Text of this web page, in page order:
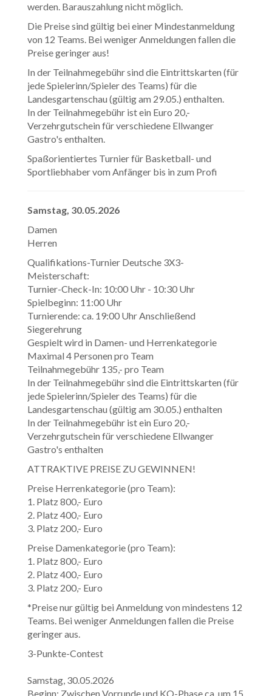
werden. Barauszahlung nicht möglich.
Die Preise sind gültig bei einer Mindestanmeldung
von 12 Teams. Bei weniger Anmeldungen fallen die
Preise geringer aus!
In der Teilnahmegebühr sind die Eintrittskarten (für
jede Spielerinn/Spieler des Teams) für die
Landesgartenschau (gültig am 29.05.) enthalten.
In der Teilnahmegebühr ist ein Euro 20,-
Verzehrgutschein für verschiedene Ellwanger
Gastro's enthalten.
Spaßorientiertes Turnier für Basketball- und
Sportliebhaber vom Anfänger bis in zum Profi
Samstag, 30.05.2026
Damen
Herren
Qualifikations-Turnier Deutsche 3X3-
Meisterschaft:
Turnier-Check-In: 10:00 Uhr - 10:30 Uhr
Spielbeginn: 11:00 Uhr
Turnierende: ca. 19:00 Uhr Anschließend
Siegerehrung
Gespielt wird in Damen- und Herrenkategorie
Maximal 4 Personen pro Team
Teilnahmegebühr 135,- pro Team
In der Teilnahmegebühr sind die Eintrittskarten (für
jede Spielerinn/Spieler des Teams) für die
Landesgartenschau (gültig am 30.05.) enthalten
In der Teilnahmegebühr ist ein Euro 20,-
Verzehrgutschein für verschiedene Ellwanger
Gastro's enthalten
ATTRAKTIVE PREISE ZU GEWINNEN!
Preise Herrenkategorie (pro Team):
1. Platz 800,- Euro
2. Platz 400,- Euro
3. Platz 200,- Euro
Preise Damenkategorie (pro Team):
1. Platz 800,- Euro
2. Platz 400,- Euro
3. Platz 200,- Euro
*Preise nur gültig bei Anmeldung von mindestens 12
Teams. Bei weniger Anmeldungen fallen die Preise
geringer aus.
3-Punkte-Contest
Samstag, 30.05.2026
Beginn: Zwischen Vorrunde und KO-Phase ca. um 15